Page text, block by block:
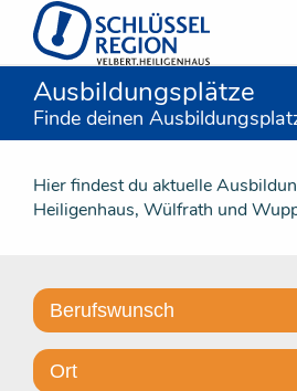
Ausbildungsplätze
Finde deinen
Hier findest du aktuelle
Heiligenhaus, Wülfrath und